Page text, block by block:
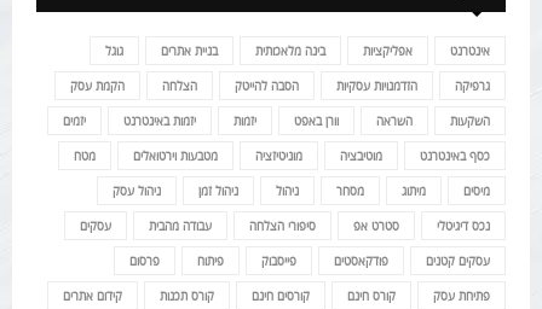
אינטרנט אפליקציות בינה מלאכותית בניית אתרים גוגל
גרפיקה הזדמנויות עסקיות הסבה להייטק הצלחה הקמת עסק
השקעות השראה וורן באפט יזמות יזמות באינטרנט יזמים
כסף באינטרנט מוטיבציה מוניטיזציה מטבעות וירטואלים מטח
מיסים מיתוג מסחר ניהול ניהול זמן ניהול עסק
נכס דיגיטלי סטרט אפ סיפורי הצלחה עבודה מהבית עסקים
עסקים קטנים פודקאסטים פייסבוק פיתוח פרסום
פתיחת עסק קורס חינם קורסים חינם קורס תכנות קידום אתרים